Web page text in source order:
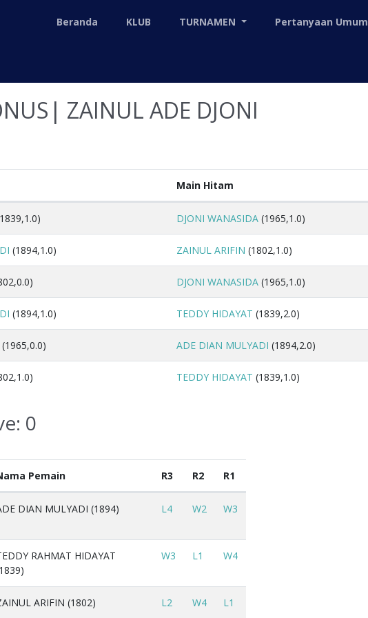
Beranda KLUB TURNAMEN Pertanyaan Umum
ZAINUL ADE DJONI
Main Hitam
DJONI WANASIDA (1965,1.0)
(1894,1.0) ZAINUL ARIFIN (1802,1.0)
DJONI WANASIDA (1965,1.0)
(1894,1.0) TEDDY HIDAYAT (1839,2.0)
(1965,0.0) ADE DIAN MULYADI (1894,2.0)
TEDDY HIDAYAT (1839,1.0)
0
Pemain R3 R2 R1
DIAN MULYADI (1894) L4 W2 W3
RAHMAT HIDAYAT
W3 L1 W4
ARIFIN (1802) L2 W4 L1